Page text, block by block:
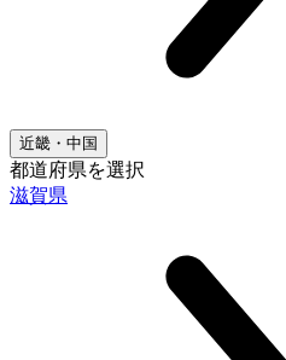
近畿・中国
都道府県を選択
滋賀県